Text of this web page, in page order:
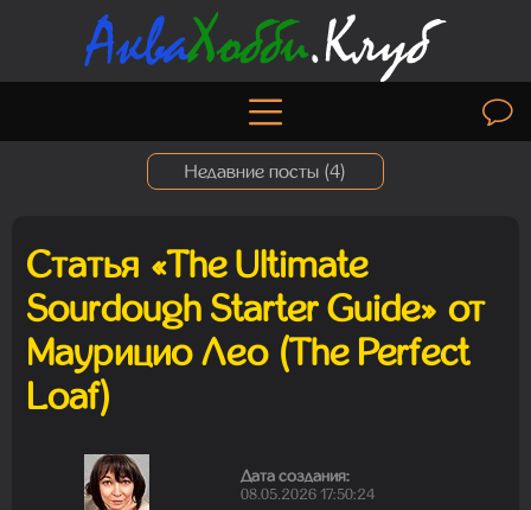
Недавние посты (4)
Madam
01.08.2026 19:41:26
Статья «The Ultimate
Sourdough Starter Guide» от
Маурицио Лео (The Perfect
Loaf)
Дата создания:
08.05.2026 17:50:24